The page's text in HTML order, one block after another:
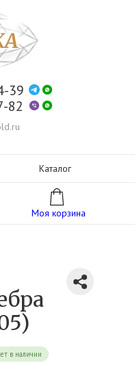
39
82
Каталог
Моя корзина
в наличии